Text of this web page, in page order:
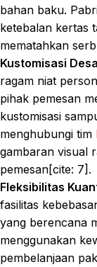
bahan baku.
ketebalan kertas
mematahkan
Kustomisasi
ragam niat
pihak pemesan
kustomisasi
menghubungi tim
gambaran visual
pemesan[cite: 7].
Fleksibilitas
fasilitas
yang berencana
menggunakan
pembelanjaan